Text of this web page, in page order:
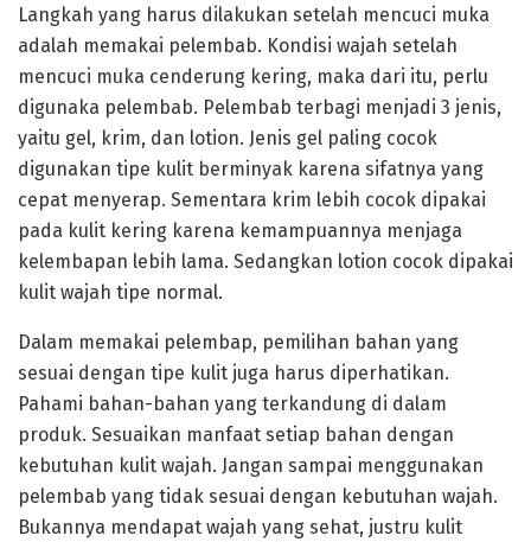
Langkah yang harus dilakukan setelah mencuci muka
adalah memakai pelembab. Kondisi wajah setelah
mencuci muka cenderung kering, maka dari itu, perlu
digunaka pelembab. Pelembab terbagi menjadi 3 jenis,
yaitu gel, krim, dan lotion. Jenis gel paling cocok
digunakan tipe kulit berminyak karena sifatnya yang
cepat menyerap. Sementara krim lebih cocok dipakai
pada kulit kering karena kemampuannya menjaga
kelembapan lebih lama. Sedangkan lotion cocok dipakai
kulit wajah tipe normal.
Dalam memakai pelembap, pemilihan bahan yang
sesuai dengan tipe kulit juga harus diperhatikan.
Pahami bahan-bahan yang terkandung di dalam
produk. Sesuaikan manfaat setiap bahan dengan
kebutuhan kulit wajah. Jangan sampai menggunakan
pelembab yang tidak sesuai dengan kebutuhan wajah.
Bukannya mendapat wajah yang sehat, justru kulit